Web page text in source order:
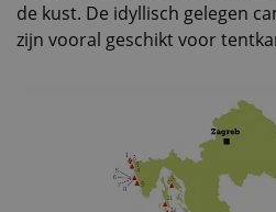
de kust. De idyllisch gelegen
zijn vooral geschikt voor